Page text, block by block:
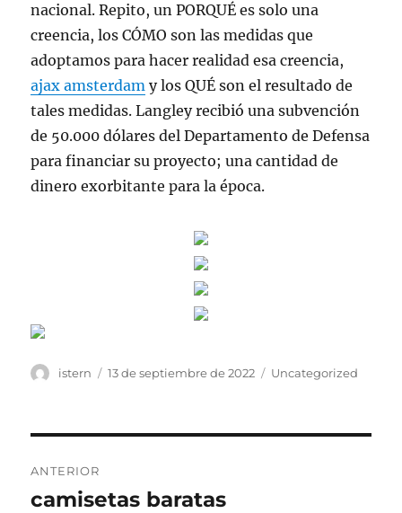
nacional. Repito, un PORQUÉ es solo una
creencia, los CÓMO son las medidas que
adoptamos para hacer realidad esa creencia,
ajax amsterdam y los QUÉ son el resultado de
tales medidas. Langley recibió una subvención
de 50.000 dólares del Departamento de Defensa
para financiar su proyecto; una cantidad de
dinero exorbitante para la época.
Autor
istern
Publicado
13 de septiembre de 2022 Categorías
Uncategorized
de
ANTERIOR
Entrada
camisetas baratas